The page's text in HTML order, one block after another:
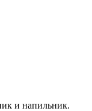
и напильник.